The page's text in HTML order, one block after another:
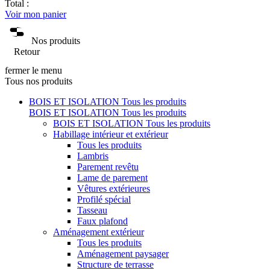
Total :
Voir mon panier
Nos produits
Retour
fermer le menu
Tous nos produits
BOIS ET ISOLATION Tous les produits
BOIS ET ISOLATION Tous les produits
BOIS ET ISOLATION Tous les produits
Habillage intérieur et extérieur
Tous les produits
Lambris
Parement revêtu
Lame de parement
Vêtures extérieures
Profilé spécial
Tasseau
Faux plafond
Aménagement extérieur
Tous les produits
Aménagement paysager
Structure de terrasse